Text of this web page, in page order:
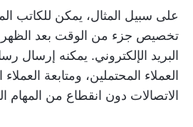
على سبيل المثال، يمكن للكاتب
تخصيص جزء من الوقت بعد الظهر
البريد الإلكتروني. يمكنه إرسال
العملاء المحتملين، ومتابعة
الاتصالات دون انقطاع من المهام